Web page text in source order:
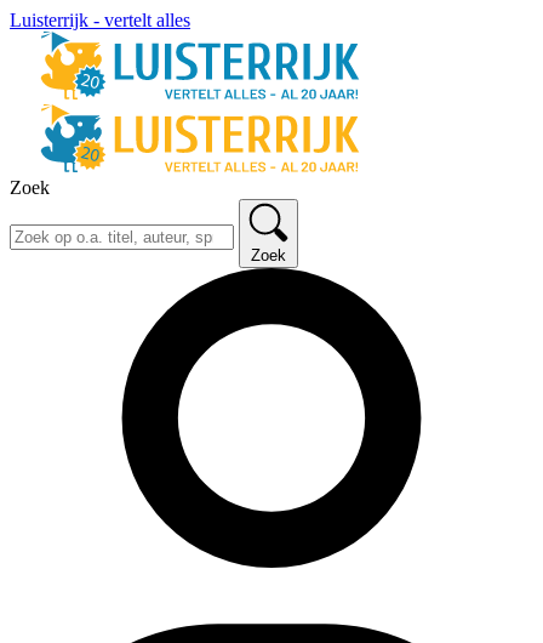
Luisterrijk - vertelt alles
Zoek
Zoek